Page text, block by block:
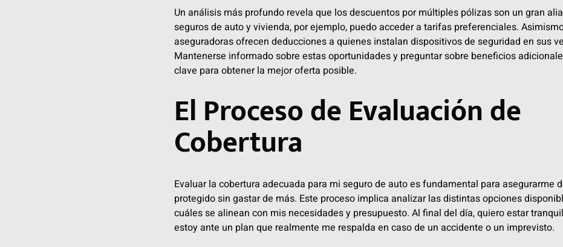
Un análisis más profundo revela que los descuentos por múltiples pólizas son un gran
seguros de auto y vivienda, por ejemplo, puedo acceder a tarifas preferenciales.
aseguradoras ofrecen deducciones a quienes instalan dispositivos de seguridad en sus
Mantenerse informado sobre estas oportunidades y preguntar sobre beneficios
clave para obtener la mejor oferta posible.
El Proceso de Evaluación de
Cobertura
Evaluar la cobertura adecuada para mi seguro de auto es fundamental para asegurarme
protegido sin gastar de más. Este proceso implica analizar las distintas opciones
cuáles se alinean con mis necesidades y presupuesto. Al final del día, quiero estar
estoy ante un plan que realmente me respalda en caso de un accidente o un imprevisto.